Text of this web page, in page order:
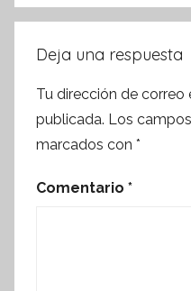
Deja una respuesta
Tu dirección de
publicada. Los
marcados con *
Comentario *